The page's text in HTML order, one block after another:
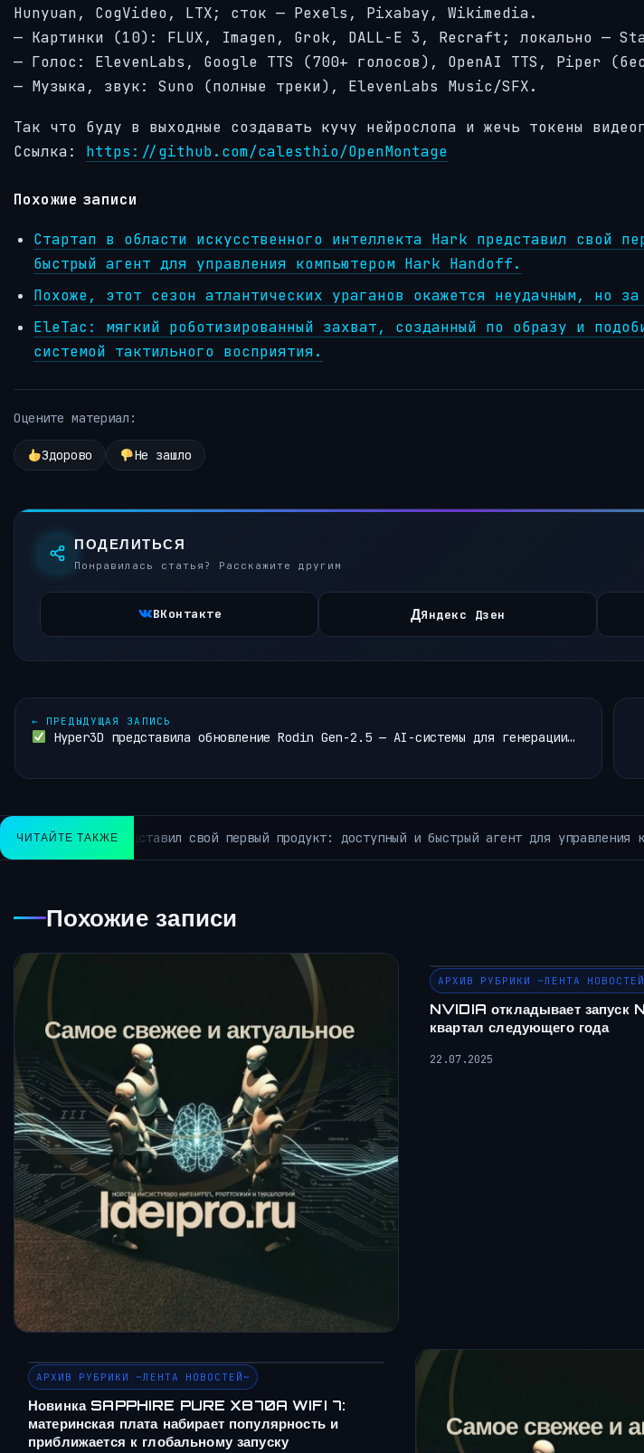
Hunyuan, CogVideo, LTX; сток — Pexels, Pixabay, Wikimedia.
— Картинки (10): FLUX, Imagen, Grok, DALL-E 3, Recraft; локально —
— Голос: ElevenLabs, Google TTS (700+ голосов), OpenAI TTS, Piper
— Музыка, звук: Suno (полные треки), ElevenLabs Music/SFX.
Так что буду в выходные создавать кучу нейрослопа и жечь токены
Ссылка: https://github.com/calesthio/OpenMontage
Похожие записи
Стартап в области искусственного интеллекта Hark представил свой
быстрый агент для управления компьютером Hark Handoff.
Похоже, этот сезон атлантических ураганов окажется неудачным, но
EleTac: мягкий роботизированный захват, созданный по образу и
системой тактильного восприятия.
Оцените материал:
Здорово Не зашло
ПОДЕЛИТЬСЯ
Понравилась статья? Расскажите другим
ВКонтакте ДЯндекс Дзен
← ПРЕДЫДУЩАЯ ЗАПИСЬ
Hyper3D представила обновление Rodin Gen-2.5 — AI-системы для генерации…
ЧИТАЙТЕ ТАКЖЕагент для управления компьютером Hark Handoff. АРХИВ РУБРИКИ ~ЛЕНТА
Похожие записи
АРХИВ РУБРИКИ ~ЛЕНТА
NVIDIA откладывает запуск
квартал следующего года
22.07.2025
АРХИВ РУБРИКИ ~ЛЕНТА НОВОСТЕЙ~
Новинка SAPPHIRE PURE X870A WIFI 7:
материнская плата набирает популярность и
приближается к глобальному запуску